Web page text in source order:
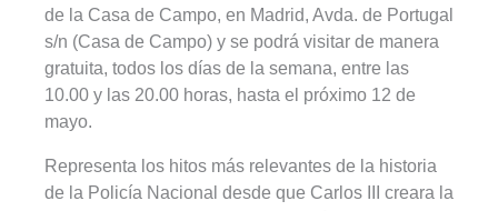
de la Casa de Campo, en Madrid, Avda. de Portugal
s/n (Casa de Campo) y se podrá visitar de manera
gratuita, todos los días de la semana, entre las
10.00 y las 20.00 horas, hasta el próximo 12 de
mayo.
Representa los hitos más relevantes de la historia
de la Policía Nacional desde que Carlos III creara la